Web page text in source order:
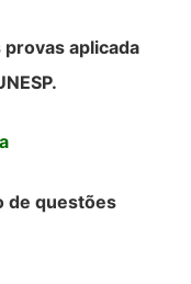
aplicada
de questões